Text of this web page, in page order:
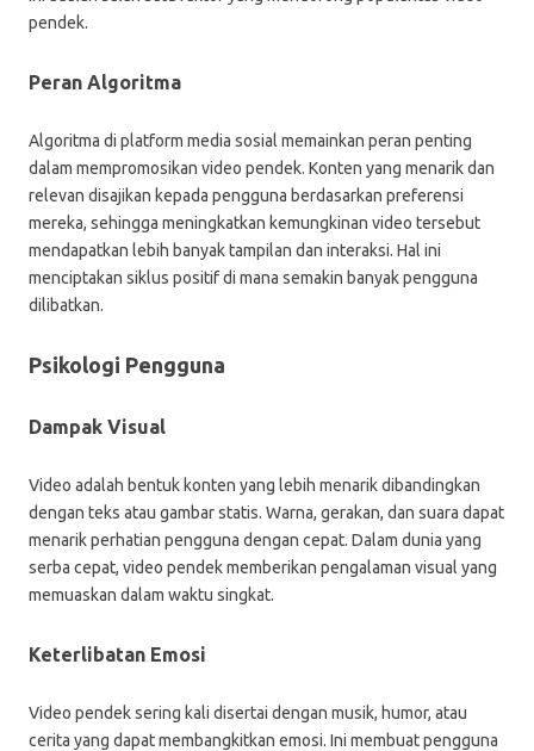
pendek.
Peran Algoritma
Algoritma di platform media sosial memainkan peran penting
dalam mempromosikan video pendek. Konten yang menarik dan
relevan disajikan kepada pengguna berdasarkan preferensi
mereka, sehingga meningkatkan kemungkinan video tersebut
mendapatkan lebih banyak tampilan dan interaksi. Hal ini
menciptakan siklus positif di mana semakin banyak pengguna
dilibatkan.
Psikologi Pengguna
Dampak Visual
Video adalah bentuk konten yang lebih menarik dibandingkan
dengan teks atau gambar statis. Warna, gerakan, dan suara dapat
menarik perhatian pengguna dengan cepat. Dalam dunia yang
serba cepat, video pendek memberikan pengalaman visual yang
memuaskan dalam waktu singkat.
Keterlibatan Emosi
Video pendek sering kali disertai dengan musik, humor, atau
cerita yang dapat membangkitkan emosi. Ini membuat pengguna